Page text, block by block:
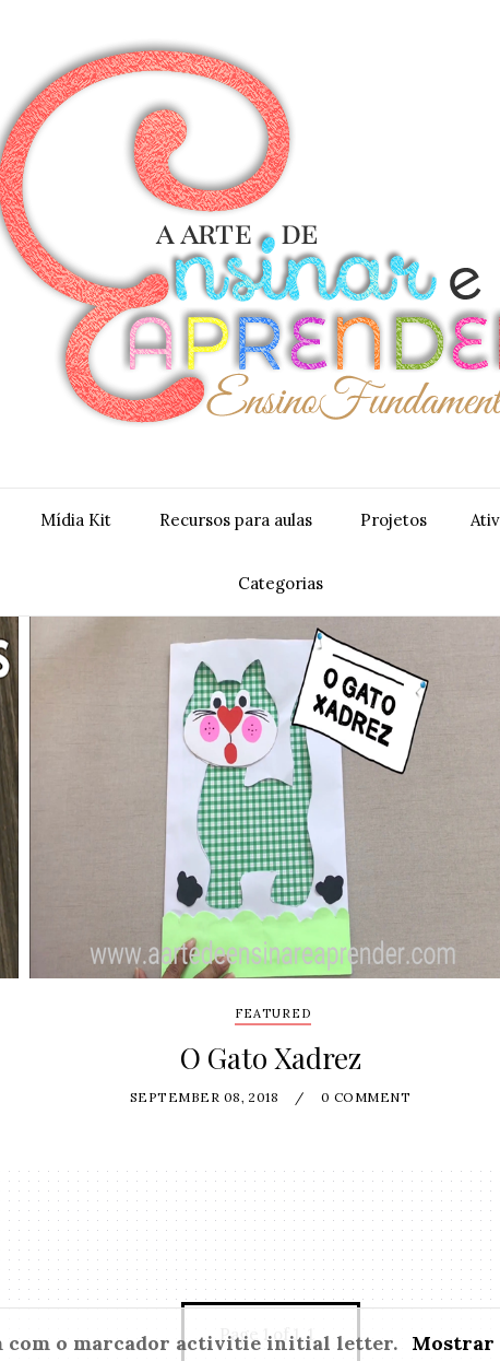
Mídia Kit Recursos para aulas Projetos
Categorias
FEATURED
O Gato Xadrez
SEPTEMBER 08, 2018 / 0 COMMENT
com o marcador activitie initial letter. Mostrar
Page 1 of 1 1